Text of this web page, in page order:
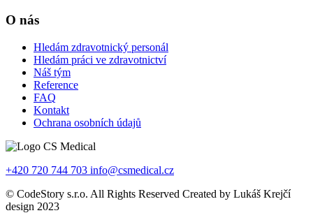
O nás
Hledám zdravotnický personál
Hledám práci ve zdravotnictví
Náš tým
Reference
FAQ
Kontakt
Ochrana osobních údajů
+420 720 744 703 info@csmedical.cz
© CodeStory s.r.o. All Rights Reserved Created by Lukáš Krejčí
design 2023